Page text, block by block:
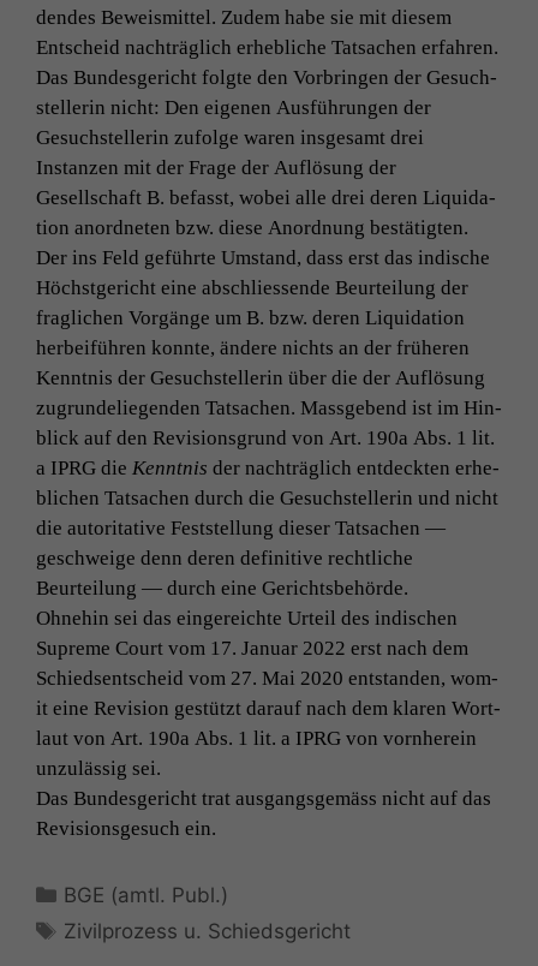
den­des Beweis­mit­tel. Zudem habe sie mit diesem
Entscheid nachträglich erhe­bliche Tat­sachen erfahren.
Das Bun­des­gericht fol­gte den Vor­brin­gen der Gesuch­
stel­lerin nicht: Den eige­nen Aus­führun­gen der
Gesuch­stel­lerin zufolge waren ins­ge­samt drei
Instanzen mit der Frage der Auflö­sung der
Gesellschaft B. befasst, wobei alle drei deren Liq­ui­da­
tion anord­neten bzw. diese Anord­nung bestätigten.
Der ins Feld geführte Umstand, dass erst das indis­che
Höch­st­gericht eine abschliessende Beurteilung der
fraglichen Vorgänge um B. bzw. deren Liq­ui­da­tion
her­beiführen kon­nte, ändere nichts an der früheren
Ken­nt­nis der Gesuch­stel­lerin über die der Auflö­sung
zugrun­deliegen­den Tat­sachen. Mass­gebend ist im Hin­
blick auf den Revi­sion­s­grund von Art. 190a Abs. 1 lit.
a IPRG die Ken­nt­nis der nachträglich ent­deck­ten erhe­
blichen Tat­sachen durch die Gesuch­stel­lerin und nicht
die autori­ta­tive Fest­stel­lung dieser Tat­sachen —
geschweige denn deren defin­i­tive rechtliche
Beurteilung — durch eine Gerichtsbehörde.
Ohne­hin sei das ein­gere­ichte Urteil des indis­chen
Supreme Court vom 17. Jan­u­ar 2022 erst nach dem
Schied­sentscheid vom 27. Mai 2020 ent­standen, wom­
it eine Revi­sion gestützt darauf nach dem klaren Wort­
laut von Art. 190a Abs. 1 lit. a IPRG von vorn­here­in
unzuläs­sig sei.
Das Bun­des­gericht trat aus­gangs­gemäss nicht auf das
Revi­sion­s­ge­such ein.
Kategorien
BGE (amtl. Publ.)
Schlagwörter
Zivilprozess u. Schiedsgericht
Notwendige
Cookies
Diese
Cookies sind
nicht
optional, es
damit die
Website